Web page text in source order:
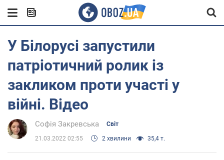
У Білорусі запустили
патріотичний ролик із
закликом проти участі у
війні. Відео
Софія Закревська Світ
21.03.2022 02:55 2 хвилини 35,4 т.